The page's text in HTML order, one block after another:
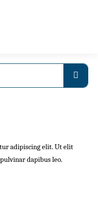
adipiscing elit. Ut elit
dapibus leo.